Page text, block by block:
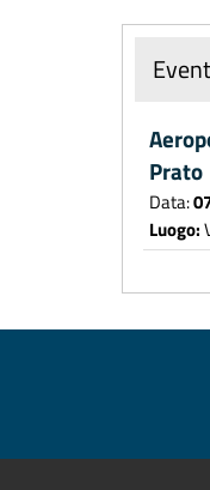
Prato
Data:
Luogo: